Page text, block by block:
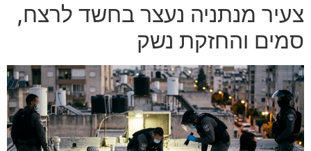
צעיר מנתניה נעצר בחשד לרצח,
סמים והחזקת נשק